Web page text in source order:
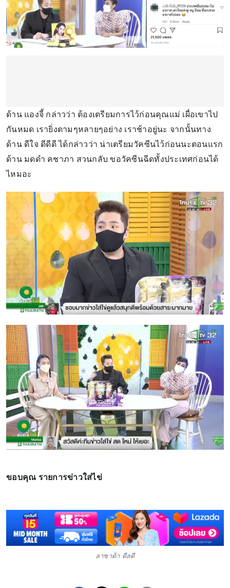
ด้าน แองจี้ กล่าวว่า ต้องเตรียมการไว้ก่อนคุณแม่ เผื่อเขาไป
กันหมด เรายิ่งตามๆหลายๆอย่าง เราช้าอยู่นะ จากนั้นทาง
ด้าน ดีใจ ดีดีดี ได้กล่าวว่า น่าเตรียมวัคซีนไว้ก่อนนะตอนแรก
ด้าน มดดำ คชาภา สวนกลับ ขอวัคซีนฉีดทั้งประเทศก่อนได้
ไหมอะ
ขอบคุณ รายการข่าวใส่ไข่
ลาซาด้า ดีลดี